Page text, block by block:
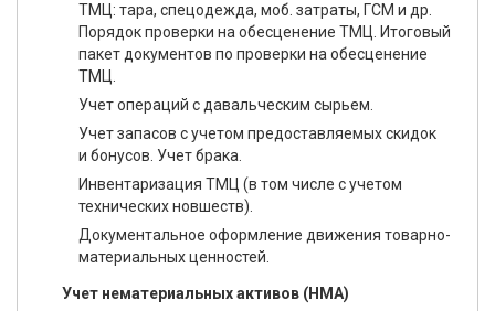
ТМЦ: тара, спецодежда, моб. затраты, ГСМ и др.
Порядок проверки на обесценение ТМЦ. Итоговый
пакет документов по проверки на обесценение
ТМЦ.
Учет операций с давальческим сырьем.
Учет запасов с учетом предоставляемых скидок
и бонусов. Учет брака.
Инвентаризация ТМЦ (в том числе с учетом
технических новшеств).
Документальное оформление движения товарно-
материальных ценностей.
Учет нематериальных активов (НМА)